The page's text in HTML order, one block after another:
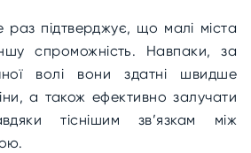
підтверджує, що малі міста
спроможність. Навпаки, за
волі вони здатні швидше
а також ефективно залучати
тіснішим зв’язкам між